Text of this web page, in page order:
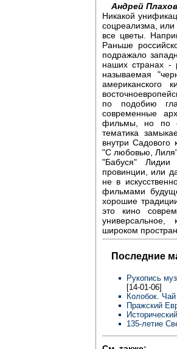
Андрей
Никакой
соцреализма, или
все цветы.
Раньше
подражало
наших странах -
называемая
американского
по подобию
современные
фильмы, но по
тематика
внутри Садового
"С любовью,
"Бабуся" Лидии
провинции, или
не в
фильмами
хорошие
это кино
универсальное,
широком
Последние
Рукопись
[14-01-06]
Колобок.
Пражский
135-летие